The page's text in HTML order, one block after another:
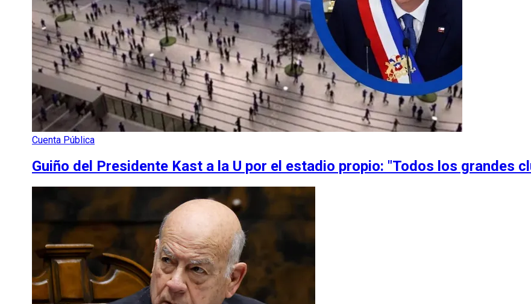
Cuenta Pública
Guiño del Presidente Kast a la U por el estadio propio: "Todos los grandes